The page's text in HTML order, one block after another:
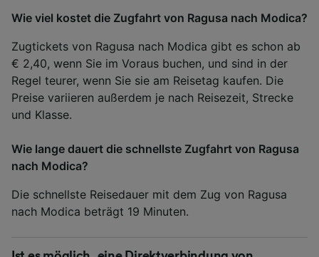
Wie viel kostet die Zugfahrt von Ragusa nach Modica?
Zugtickets von Ragusa nach Modica gibt es schon ab
€ 2,40, wenn Sie im Voraus buchen, und sind in der
Regel teurer, wenn Sie sie am Reisetag kaufen. Die
Preise variieren außerdem je nach Reisezeit, Strecke
und Klasse.
Wie lange dauert die schnellste Zugfahrt von Ragusa
nach Modica?
Die schnellste Reisedauer mit dem Zug von Ragusa
nach Modica beträgt 19 Minuten.